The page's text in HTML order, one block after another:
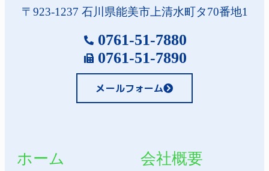
〒923-1237 石川県能美市上清水町タ70番地1
0761-51-7880
0761-51-7890
メールフォーム
ホーム 会社概要